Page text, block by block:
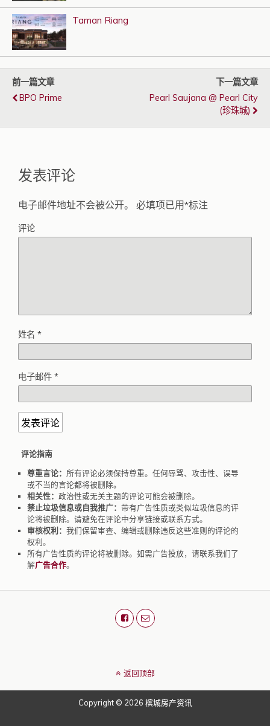
Taman Riang
前一篇文章
BPO Prime
下一篇文章
Pearl Saujana @ Pearl City
(珍珠城)
发表评论
电子邮件地址不会被公开。 必填项已用*标注
评论
姓名 *
电子邮件 *
评论指南
尊重言论： 所有评论必须保持尊重。任何辱骂、攻击性、误导
或不当的言论都将被删除。
相关性： 政治性或无关主题的评论可能会被删除。
禁止垃圾信息或自我推广： 带有广告性质或类似垃圾信息的评
论将被删除。请避免在评论中分享链接或联系方式。
审核权利： 我们保留审查、编辑或删除违反这些准则的评论的
权利。
所有广告性质的评论将被删除。如需广告投放，请联系我们了
解广告合作。
返回顶部
Copyright © 2026 槟城房产资讯